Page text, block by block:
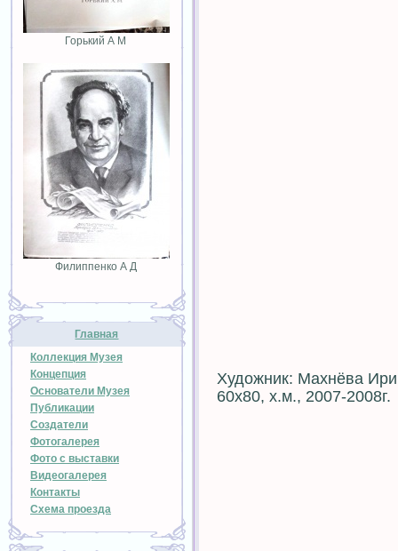
Горький А М
Филиппенко А Д
Главная
Коллекция Музея
Концепция
Основатели Музея
Публикации
Создатели
Фотогалерея
Фото с выставки
Видеогалерея
Контакты
Схема проезда
Художник: Махнёва
60х80, х.м., 2007-2008г.